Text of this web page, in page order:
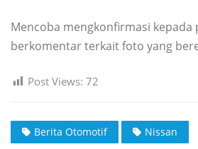
Mencoba mengkonfirmasi kepada
berkomentar terkait foto yang
Post Views: 72
Berita Otomotif Nissan